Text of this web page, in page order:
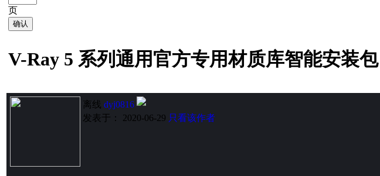
页
确认
V-Ray 5 系列通用官方专用材质库智能安装包
离线 dyj0816
发表于： 2020-06-29 只看该作者